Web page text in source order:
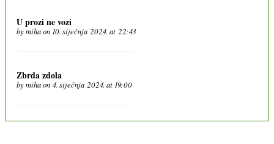
U prozi ne vozi
bymihaon 10. siječnja 2024. at 22:43
Zbrda zdola
bymihaon 4. siječnja 2024. at 19:00